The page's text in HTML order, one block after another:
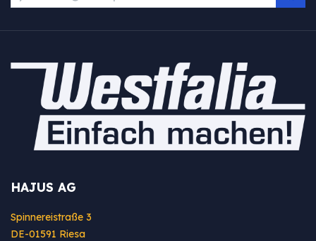
HAJUS AG
Spinnereistraße 3
DE-01591 Riesa